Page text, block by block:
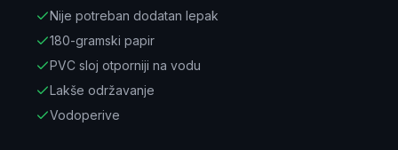
Nije potreban dodatan lepak
180-gramski papir
PVC sloj otporniji na vodu
Lakše održavanje
Vodoperive